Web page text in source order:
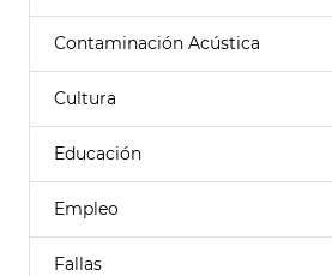
Contaminación Acústica
Cultura
Educación
Empleo
Fallas